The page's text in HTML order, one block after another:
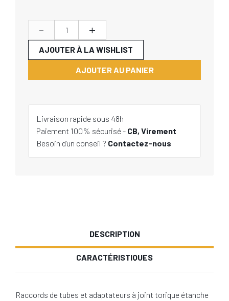
- +
AJOUTER AU PANIER
AJOUTER À LA WISHLIST
Livraison rapide sous 48h
Paiement 100% sécurisé - CB, Virement
Besoin d'un conseil ? Contactez-nous
DESCRIPTION
CARACTÉRISTIQUES
Raccords de tubes et adaptateurs à joint torique étanche